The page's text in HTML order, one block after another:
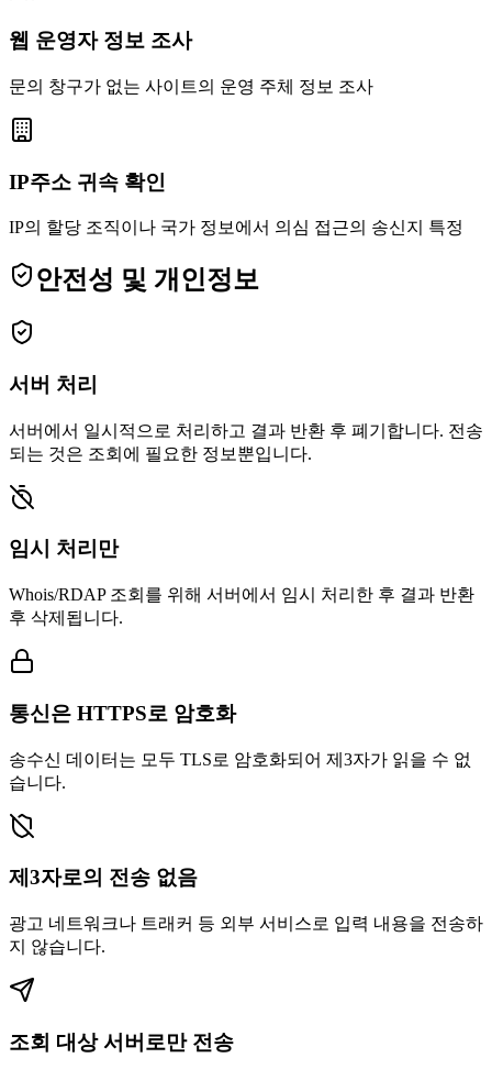
웹 운영자 정보 조사
문의 창구가 없는 사이트의 운영 주체 정보 조사
IP주소 귀속 확인
IP의 할당 조직이나 국가 정보에서 의심 접근의 송신지 특정
안전성 및 개인정보
서버 처리
서버에서 일시적으로 처리하고 결과 반환 후 폐기합니다. 전송
되는 것은 조회에 필요한 정보뿐입니다.
임시 처리만
Whois/RDAP 조회를 위해 서버에서 임시 처리한 후 결과 반환
후 삭제됩니다.
통신은 HTTPS로 암호화
송수신 데이터는 모두 TLS로 암호화되어 제3자가 읽을 수 없
습니다.
제3자로의 전송 없음
광고 네트워크나 트래커 등 외부 서비스로 입력 내용을 전송하
지 않습니다.
조회 대상 서버로만 전송